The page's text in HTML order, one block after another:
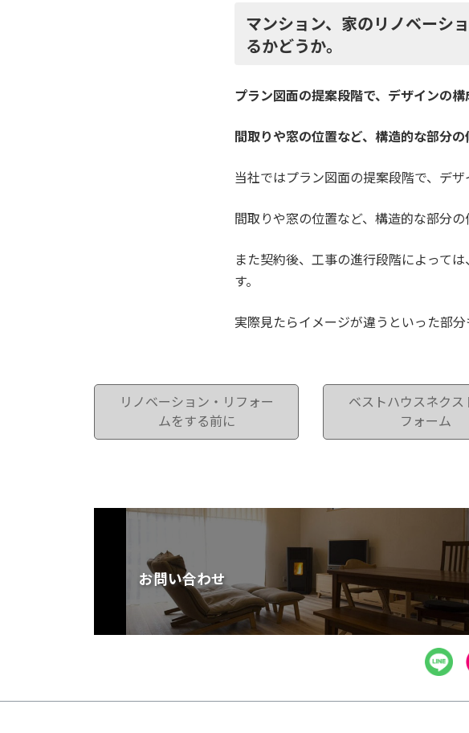
マンション、家のリノベーシ
るかどうか。
プラン図面の提案段階で、デザインの構
間取りや窓の位置など、構造的な部分の
当社ではプラン図面の提案段階で、デ
間取りや窓の位置など、構造的な部分の
また契約後、工事の進行段階によって
す。
実際見たらイメージが違うといった部
リノベーション・リフォー
ムをする前に
ベストハウスネクス
フォーム
お問い合わせ